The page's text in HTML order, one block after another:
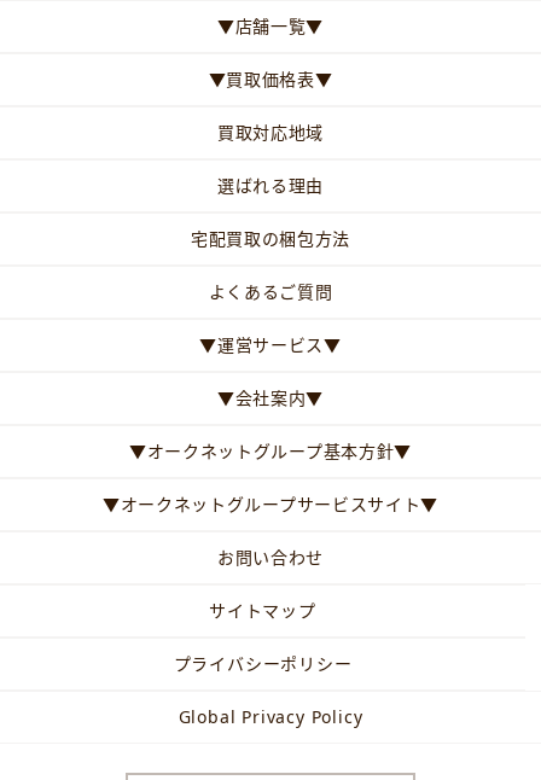
▼店舗一覧▼
▼買取価格表▼
買取対応地域
選ばれる理由
宅配買取の梱包方法
よくあるご質問
▼運営サービス▼
▼会社案内▼
▼オークネットグループ基本方針▼
▼オークネットグループサービスサイト▼
お問い合わせ
サイトマップ
プライバシーポリシー
Global Privacy Policy